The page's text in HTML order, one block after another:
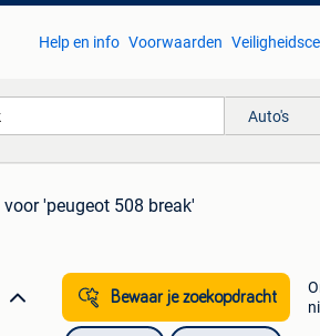
Help en info Voorwaarden
Auto's
voor 'peugeot 508 break'
Bewaar je zoekopdracht